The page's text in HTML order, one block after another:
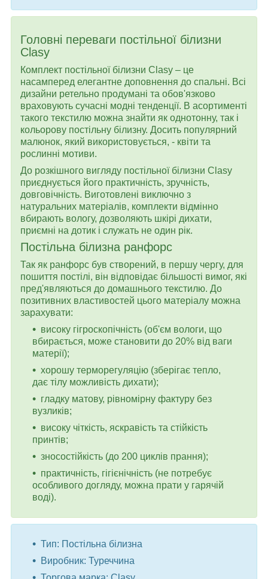
Головні переваги постільної білизни
Clasy
Комплект постільної білизни Clasy – це
насамперед елегантне доповнення до спальні. Всі
дизайни ретельно продумані та обов'язково
враховують сучасні модні тенденції. В асортименті
такого текстилю можна знайти як однотонну, так і
кольорову постільну білизну. Досить популярний
малюнок, який використовується, - квіти та
рослинні мотиви.
До розкішного вигляду постільної білизни Clasy
приєднується його практичність, зручність,
довговічність. Виготовлені виключно з
натуральних матеріалів, комплекти відмінно
вбирають вологу, дозволяють шкірі дихати,
приємні на дотик і служать не один рік.
Постільна білизна ранфорс
Так як ранфорс був створений, в першу чергу, для
пошиття постілi, він відповідає більшості вимог, які
пред'являються до домашнього текстилю. До
позитивних властивостей цього матеріалу можна
зарахувати:
високу гігроскопічність (об'єм вологи, що
вбирається, може становити до 20% від ваги
матерії);
хорошу терморегуляцію (зберігає тепло,
дає тілу можливість дихати);
гладку матову, рівномірну фактуру без
вузликів;
високу чіткість, яскравість та стійкість
принтів;
зносостійкість (до 200 циклів прання);
практичність, гігієнічність (не потребує
особливого догляду, можна прати у гарячій
воді).
Тип: Постільна білизна
Виробник: Туреччина